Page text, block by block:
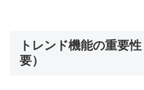
トレンド機能の重要
要）